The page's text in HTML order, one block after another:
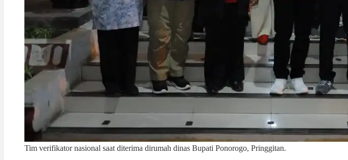
Tim verifikator nasional saat diterima dirumah dinas Bupati Ponorogo, Pringgitan.